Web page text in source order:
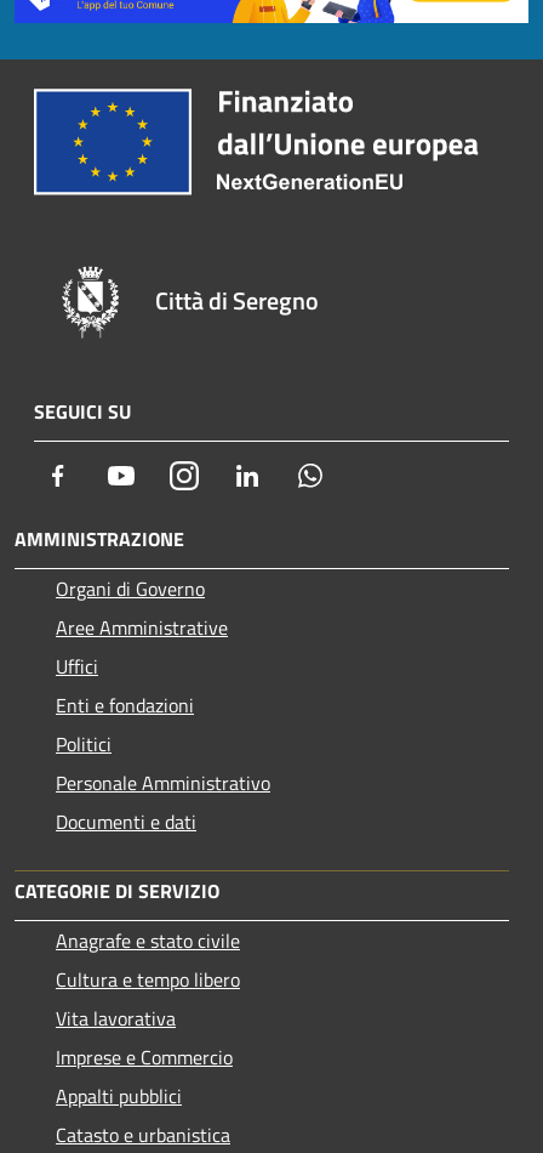
Città di Seregno
SEGUICI SU
Facebook YoutubeInstagram LinkedIn
AMMINISTRAZIONE
Organi di Governo
Aree Amministrative
Uffici
Enti e fondazioni
Politici
Personale Amministrativo
Documenti e dati
CATEGORIE DI SERVIZIO
Anagrafe e stato civile
Cultura e tempo libero
Vita lavorativa
Imprese e Commercio
Appalti pubblici
Catasto e urbanistica